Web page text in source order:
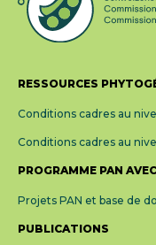
RESSOURCES
Conditions cadres au
Conditions cadres au
PROGRAMME PAN
Projets PAN et base de
PUBLICATIONS